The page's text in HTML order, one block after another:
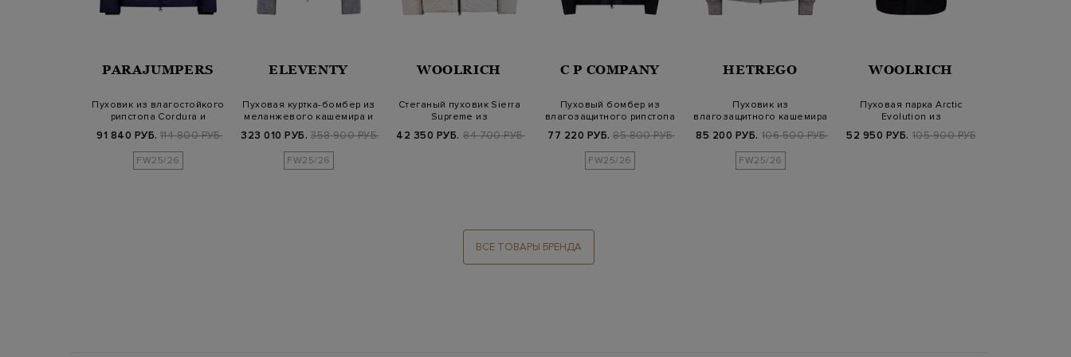
PARAJUMPERS
Пуховик из влагостойкого
рипстопа Cordura и
91 840 РУБ. 114 800 РУБ.
FW25/26
ELEVENTY
Пуховая куртка-бомбер из
меланжевого кашемира и
323 010 РУБ. 358 900 РУБ.
FW25/26
WOOLRICH
Стеганый пуховик Sierra
Supreme из
42 350 РУБ. 84 700 РУБ.
C P COMPANY
Пуховый бомбер из
влагозащитного рипстопа
77 220 РУБ. 85 800 РУБ.
FW25/26
HETREGO
Пуховик из
влагозащитного кашемира
85 200 РУБ. 106 500 РУБ.
FW25/26
WOOLRICH
Пуховая парка Arctic
Evolution из
52 950 РУБ. 105 900 РУБ.
ВСЕ ТОВАРЫ БРЕНДА